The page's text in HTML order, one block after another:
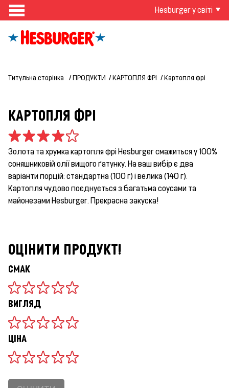
Hesburger у світі
Титульна сторінка ПРОДУКТИ КАРТОПЛЯ ФРІ Картопля фрі
КАРТОПЛЯ ФРІ
Золота та хрумка картопля фрі Hesburger смажиться у 100%
соняшниковій олії вищого ґатунку. На ваш вибір є два
варіанти порцій: стандартна (100 г) і велика (140 г).
Картопля чудово поєднується з багатьма соусами та
майонезами Hesburger. Прекрасна закуска!
ОЦІНИТИ ПРОДУКТ!
СМАК
ВИГЛЯД
ЦІНА